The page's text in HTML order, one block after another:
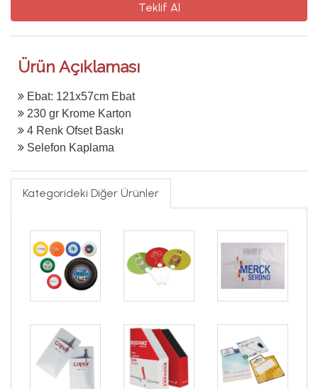
Teklif Al
Ürün Açıklaması
Ebat: 121x57cm Ebat
230 gr Krome Karton
4 Renk Ofset Baskı
Selefon Kaplama
Kategorideki Diğer Ürünler